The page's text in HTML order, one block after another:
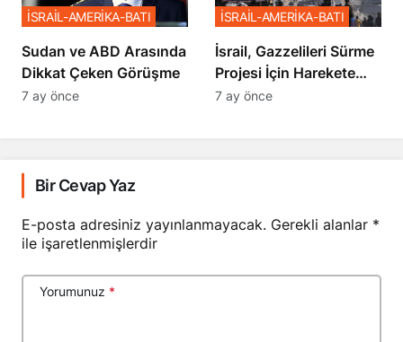
Sudan ve ABD Arasında
Dikkat Çeken Görüşme
İSRAİL-AMERİKA-BATI
7 ay önce
İsrail, Gazzelileri Sürme
Projesi İçin Harekete
Geçti
İSRAİL-AMERİKA-BATI
7 ay önce
Bir Cevap Yaz
E-posta adresiniz yayınlanmayacak. Gerekli alanlar *
ile işaretlenmişlerdir
Yorumunuz *